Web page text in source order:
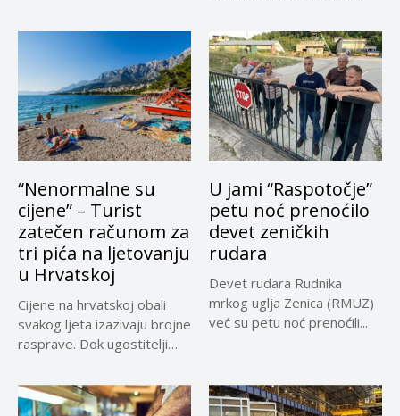
“Nenormalne su
cijene” – Turist
zatečen računom za
tri pića na ljetovanju
u Hrvatskoj
Cijene na hrvatskoj obali
svakog ljeta izazivaju brojne
rasprave. Dok ugostitelji
U jami “Raspotočje”
petu noć prenoćilo
devet zeničkih
rudara
Devet rudara Rudnika
mrkog uglja Zenica (RMUZ)
već su petu noć prenoćili...